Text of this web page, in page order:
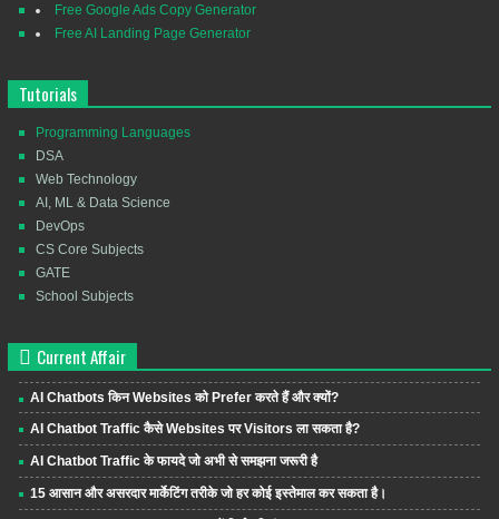
Free Google Ads Copy Generator
Free AI Landing Page Generator
Tutorials
Programming Languages
DSA
Web Technology
AI, ML & Data Science
DevOps
CS Core Subjects
GATE
School Subjects
Current Affair
AI Chatbots किन Websites को Prefer करते हैं और क्यों?
AI Chatbot Traffic कैसे Websites पर Visitors ला सकता है?
AI Chatbot Traffic के फायदे जो अभी से समझना जरूरी है
15 आसान और असरदार मार्केटिंग तरीके जो हर कोई इस्तेमाल कर सकता है।